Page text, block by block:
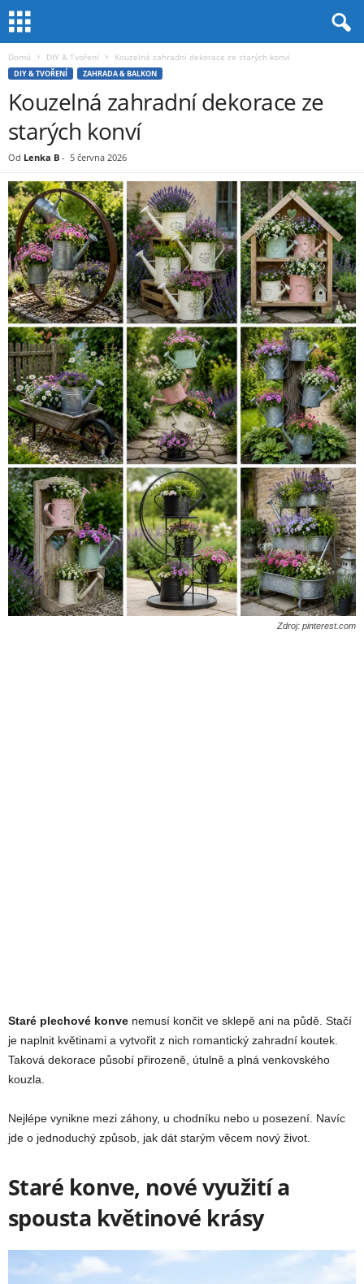
Domů DIY & Tvoření Kouzelná zahradní dekorace ze starých konví
DIY & TVOŘENÍ ZAHRADA & BALKON
Kouzelná zahradní dekorace ze
starých konví
Od Lenka B - 5 června 2026
Zdroj: pinterest.com
Staré plechové konve nemusí končit ve sklepě ani na půdě. Stačí
je naplnit květinami a vytvořit z nich romantický zahradní koutek.
Taková dekorace působí přirozeně, útulně a plná venkovského
kouzla.
Nejlépe vynikne mezi záhony, u chodníku nebo u posezení. Navíc
jde o jednoduchý způsob, jak dát starým věcem nový život.
Staré konve, nové využití a
spousta květinové krásy